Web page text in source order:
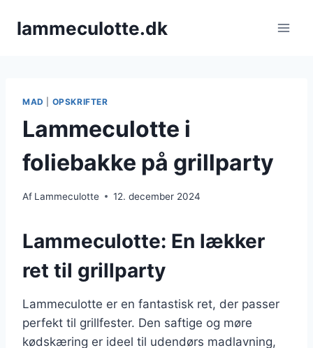
lammeculotte.dk
MAD OPSKRIFTER
Lammeculotte i
foliebakke på grillparty
Af Lammeculotte 12. december 2024
Lammeculotte: En lækker
ret til grillparty
Lammeculotte er en fantastisk ret, der passer
perfekt til grillfester. Den saftige og møre
kødskæring er ideel til udendørs madlavning,